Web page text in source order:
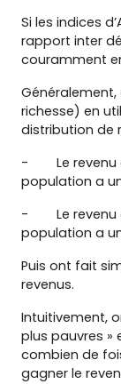
Si les indices
rapport inter
couramment
Généralement,
richesse) en
distribution de
- Le
population a
- Le
population a
Puis ont fait
revenus.
Intuitivement,
plus pauvres »
combien de
gagner le